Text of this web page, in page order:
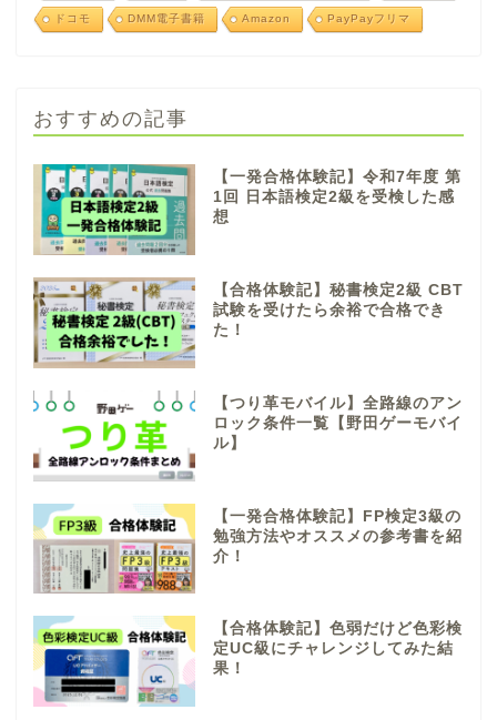
ドコモ DMM電子書籍 Amazon PayPayフリマ
おすすめの記事
【一発合格体験記】令和7年度 第
1回 日本語検定2級を受検した感
想
【合格体験記】秘書検定2級 CBT
試験を受けたら余裕で合格でき
た！
【つり革モバイル】全路線のアン
ロック条件一覧【野田ゲーモバイ
ル】
【一発合格体験記】FP検定3級の
勉強方法やオススメの参考書を紹
介！
【合格体験記】色弱だけど色彩検
定UC級にチャレンジしてみた結
果！